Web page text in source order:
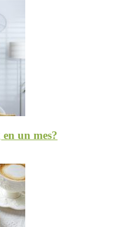
un mes?